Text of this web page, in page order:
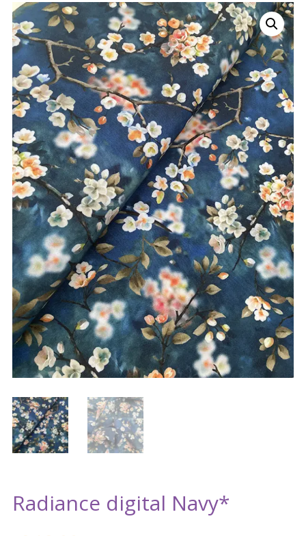
Radiance digital Navy*